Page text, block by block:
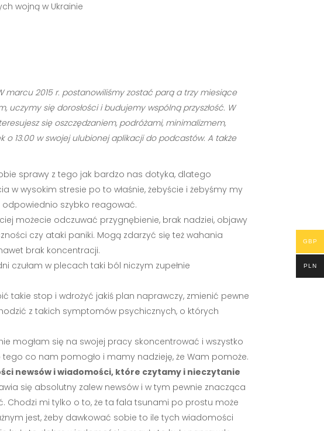
wojną w Ukrainie
marcu 2015 r. postanowiliśmy zostać parą a trzy miesiące
się dorosłości i budujemy wspólną przyszłość. W
się oszczędzaniem, podróżami, minimalizmem,
o 13.00 w swojej ulubionej aplikacji do podcastów. A także
sprawy z tego jak bardzo nas dotyka, dlatego
wysokim stresie po to właśnie, żebyście i żebyśmy my
odpowiednio szybko reagować.
możecie odczuwać przygnębienie, brak nadziei, objawy
czy ataki paniki. Mogą zdarzyć się też wahania
brak koncentracji.
czułam w plecach taki ból niczym zupełnie
takie stop i wdrożyć jakiś plan naprawczy, zmienić pewne
z takich symptomów psychicznych, o których
mogłam się na swojej pracy skoncentrować i wszystko
co nam pomogło i mamy nadzieję, że Wam pomoże.
newsów i wiadomości, które czytamy i nieczytanie
się absolutny zalew newsów i w tym pewnie znacząca
Chodzi mi tylko o to, że ta fala tsunami po prostu może
jest, żeby dawkować sobie to ile tych wiadomości
GBP
PLN